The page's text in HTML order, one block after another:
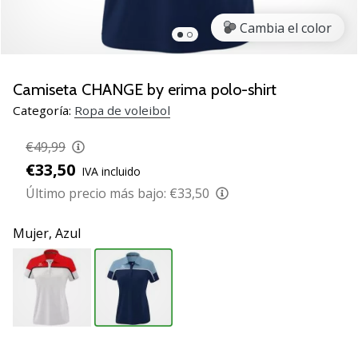
Navidad
jugadores
voleibol:
¡Nuestros
consejos
ayudarán
a
elegir
el
perfecto!
Encuentra…
Cambia el color
Camiseta CHANGE by erima polo-shirt
Categoría: Ropa de voleibol
€49,99
€33,50 IVA incluido
Último precio más bajo: €33,50
Mujer, Azul